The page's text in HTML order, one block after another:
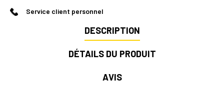
Service client personnel
DESCRIPTION
DÉTAILS DU PRODUIT
AVIS